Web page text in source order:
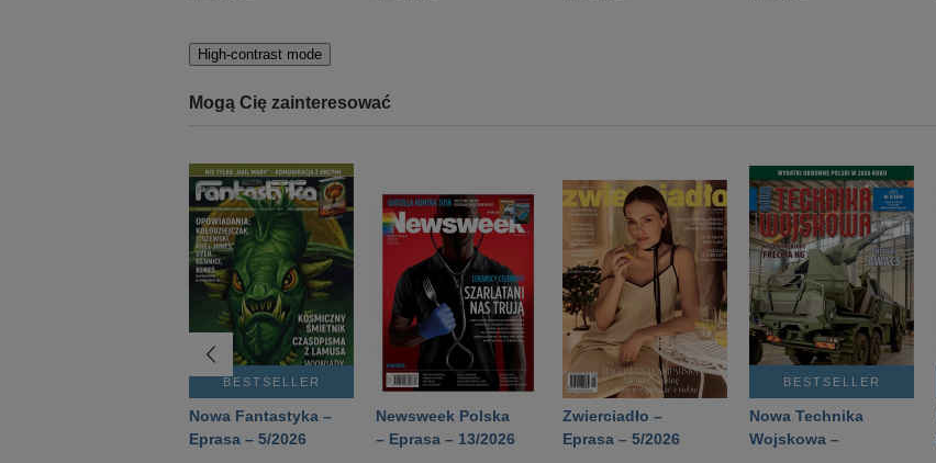
High-contrast mode
Mogą Cię zainteresować
BESTSELLER
Nowa Fantastyka –
Eprasa – 5/2026
Newsweek Polska
– Eprasa – 13/2026
Zwierciadło –
Eprasa – 5/2026
BESTSELLER
Nowa Technika
Wojskowa –